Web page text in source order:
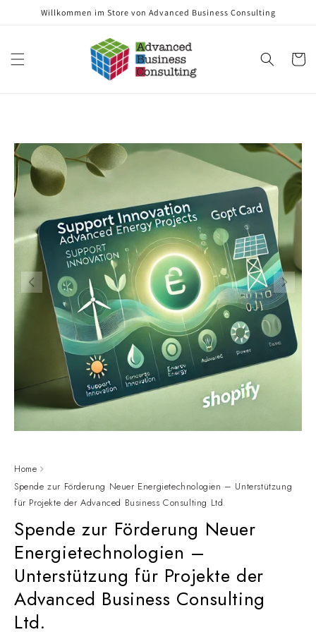
Willkommen im Store von Advanced Business Consulting
Home
Spende zur Förderung Neuer Energietechnologien – Unterstützung
für Projekte der Advanced Business Consulting Ltd.
Spende zur Förderung Neuer
Energietechnologien –
Unterstützung für Projekte der
Advanced Business Consulting
Ltd.